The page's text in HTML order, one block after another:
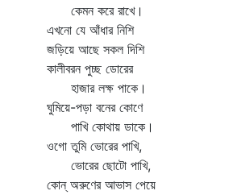
কেমন করে রাখে।
এখনো যে আঁধার নিশি
জড়িয়ে আছে সকল দিশি
কালীবরন পুচ্ছ ডোরের
হাজার লক্ষ পাকে।
ঘুমিয়ে-পড়া বনের কোণে
পাখি কোথায় ডাকে।
ওগো তুমি ভোরের পাখি,
ভোরের ছোটো পাখি,
কোন্‌ অরুণের আভাস পেয়ে